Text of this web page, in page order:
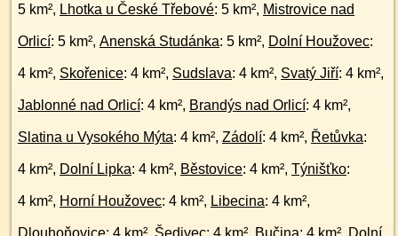
5 km², Lhotka u České Třebové: 5 km², Mistrovice nad
Orlicí: 5 km², Anenská Studánka: 5 km², Dolní Houžovec:
4 km², Skořenice: 4 km², Sudslava: 4 km², Svatý Jiří: 4 km²,
Jablonné nad Orlicí: 4 km², Brandýs nad Orlicí: 4 km²,
Slatina u Vysokého Mýta: 4 km², Zádolí: 4 km², Řetůvka:
4 km², Dolní Lipka: 4 km², Běstovice: 4 km², Týnišťko:
4 km², Horní Houžovec: 4 km², Libecina: 4 km²,
Dlouhoňovice: 4 km², Šedivec: 4 km², Bučina: 4 km², Dolní